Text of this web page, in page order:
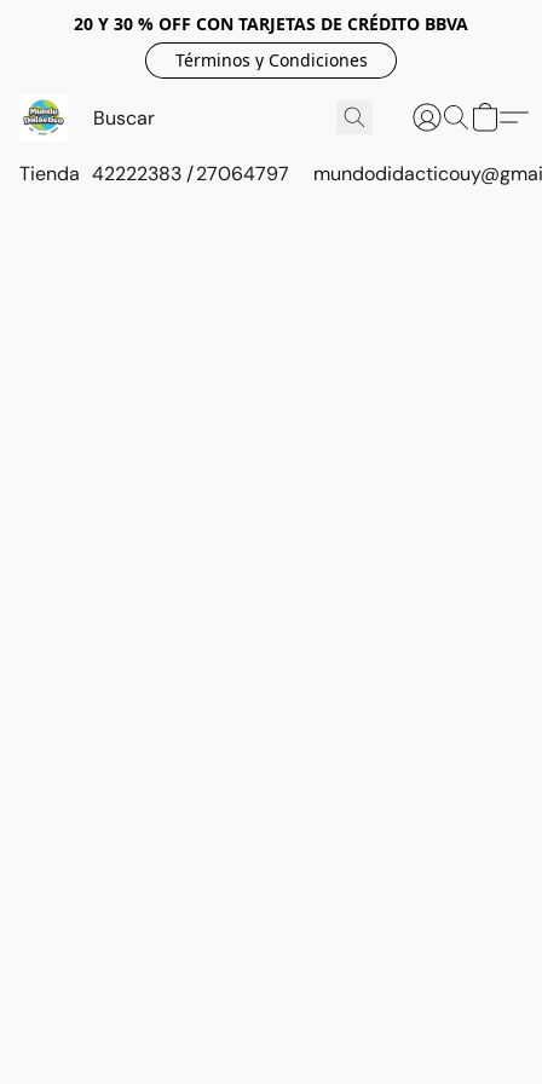
20 Y 30 % OFF CON TARJETAS DE CRÉDITO BBVA
Términos y Condiciones
Tienda 42222383 / 27064797